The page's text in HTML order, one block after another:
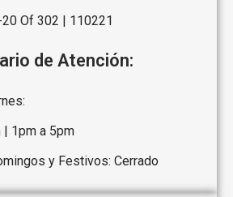
Of 302 | 110221
de Atención:
| 1pm a 5pm
y Festivos: Cerrado